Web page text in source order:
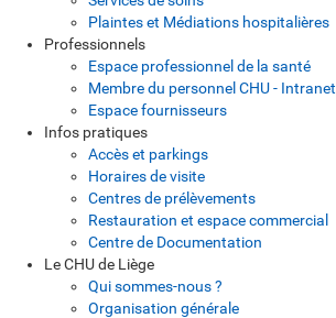
Plaintes et Médiations hospitalières
Professionnels
Espace professionnel de la santé
Membre du personnel CHU - Intranet
Espace fournisseurs
Infos pratiques
Accès et parkings
Horaires de visite
Centres de prélèvements
Restauration et espace commercial
Centre de Documentation
Le CHU de Liège
Qui sommes-nous ?
Organisation générale